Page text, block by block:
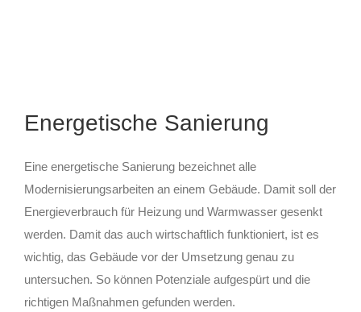
Energetische Sanierung
Eine energetische Sanierung bezeichnet alle
Modernisierungsarbeiten an einem Gebäude. Damit soll der
Energieverbrauch für Heizung und Warmwasser gesenkt
werden. Damit das auch wirtschaftlich funktioniert, ist es
wichtig, das Gebäude vor der Umsetzung genau zu
untersuchen. So können Potenziale aufgespürt und die
richtigen Maßnahmen gefunden werden.